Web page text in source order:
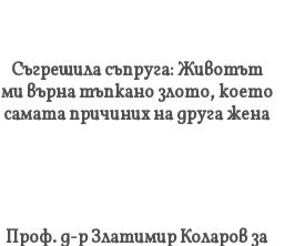
Съгрешила съпруга: Животът
ми върна тъпкано злото, което
самата причиних на друга жена
Проф. д-р Златимир Коларов за